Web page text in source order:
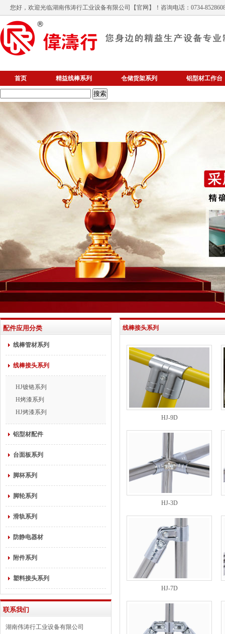
您好，欢迎光临湖南伟涛行工业设备有限公司 【官网】！咨询电话：0734-
首页 精益线棒系列 仓储货架系列 铝型材工作台
配件应用分类
线棒管材系列
线棒接头系列
HJ镀铬系列
H烤漆系列
HJ烤漆系列
铝型材配件
台面板系列
脚杯系列
脚轮系列
滑轨系列
防静电器材
附件系列
塑料接头系列
联系我们
湖南伟涛行工业设备有限公司
线棒接头系列
HJ-9D
HJ-3D
HJ-7D